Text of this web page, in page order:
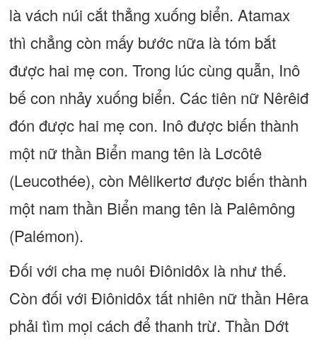
là vách núi cắt thẳng xuống biển. Atamax
thì chẳng còn mấy bước nữa là tóm bắt
được hai mẹ con. Trong lúc cùng quẫn, Inô
bế con nhảy xuống biển. Các tiên nữ Nêrêiđ
đón được hai mẹ con. Inô được biến thành
một nữ thần Biển mang tên là Lơcôtê
(Leucothée), còn Mêlikertơ được biến thành
một nam thần Biển mang tên là Palêmông
(Palémon).
Đối với cha mẹ nuôi Điônidôx là như thế.
Còn đối với Điônidôx tất nhiên nữ thần Hêra
phải tìm mọi cách để thanh trừ. Thần Dớt